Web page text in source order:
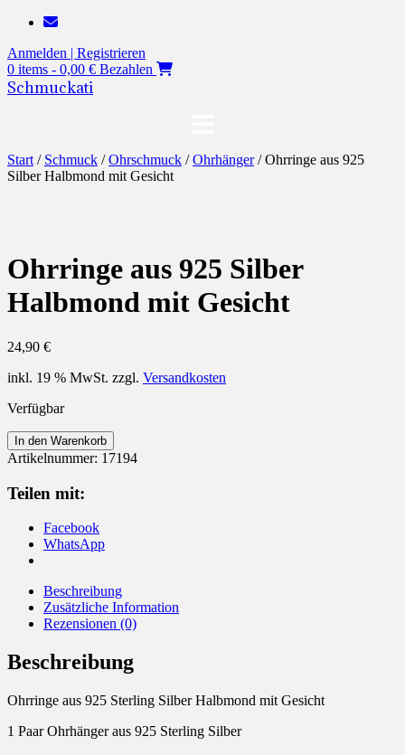
Zum
springen
Anmelden | Registrieren
0 items - 0,00 € Bezahlen
Schmuckati
Start / Schmuck /Ohrschmuck /Ohrhänger/ Ohrringe aus 925
Silber Halbmond mit Gesicht
Ohrringe aus 925 Silber
Halbmond mit Gesicht
24,90 €
inkl. 19 % MwSt. zzgl. Versandkosten
Verfügbar
Ohrringe
aus
Silber
Halbmond
Gesicht
Menge
In den Warenkorb
Artikelnummer: 17194
Teilen mit:
Facebook
WhatsApp
Beschreibung
Zusätzliche Information
Rezensionen (0)
Beschreibung
Ohrringe aus 925 Sterling Silber Halbmond mit Gesicht
1 Paar Ohrhänger aus 925 Sterling Silber